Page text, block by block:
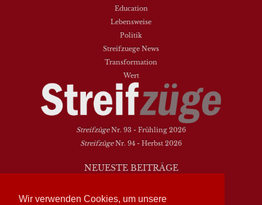
Wir verwenden Cookies, um unsere
Education
Lebensweise
Politik
Streifzuege News
Transformation
Wert
StreifzügeNr. 93 - Frühling 2026
StreifzügeNr. 94 - Herbst 2026
NEUESTE BEITRÄGE
Dasein als Fortsein